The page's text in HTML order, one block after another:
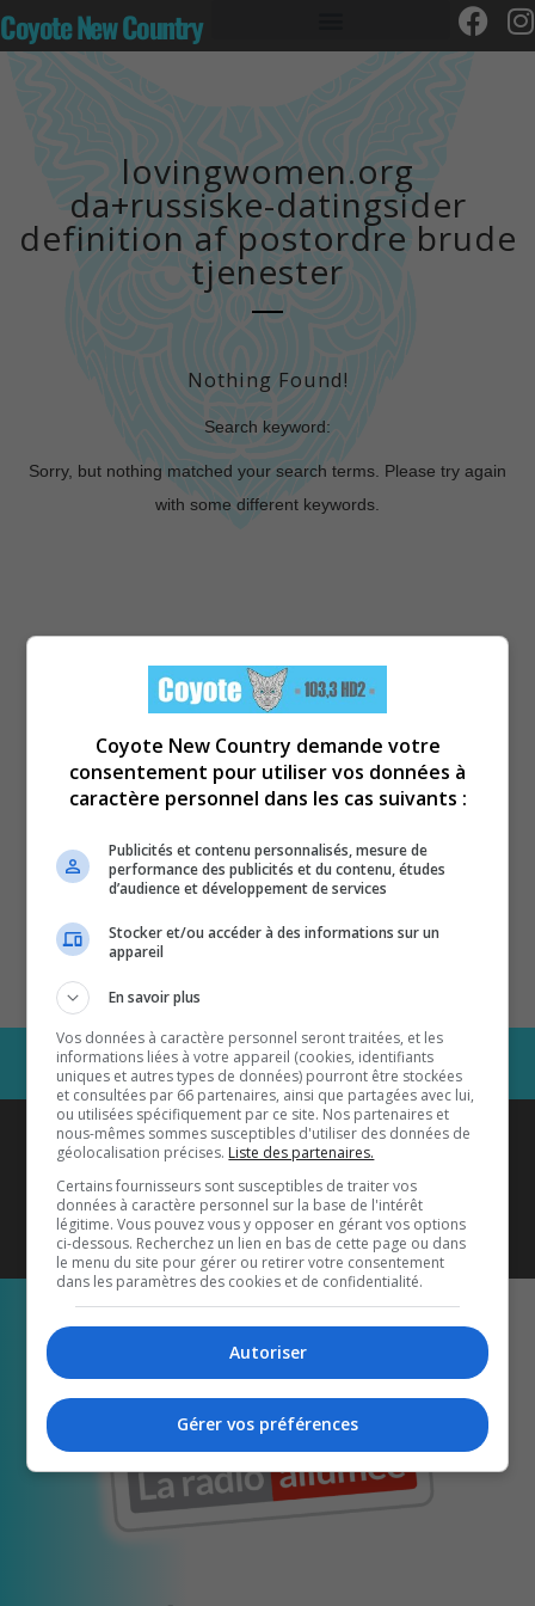
Coyote New Country
lovingwomen.org
da+russiske-datingsider
definition af postordre brude
tjenester
Nothing Found!
Search keyword:
Sorry, but nothing matched your search terms. Please try again
with some different keywords.
Coyote New Countryest diffusé
également sur1033 HD2
Écoutez-nous aussi sur…
Coyote New Country demande votre
consentement pour utiliser vos données à
caractère personnel dans les cas suivants :
Publicités et contenu personnalisés, mesure de
performance des publicités et du contenu, études
d’audience et développement de services
Stocker et/ou accéder à des informations sur un
appareil
En savoir plus
Vos données à caractère personnel seront traitées, et les
informations liées à votre appareil (cookies, identifiants
uniques et autres types de données) pourront être stockées
et consultées par 66 partenaires, ainsi que partagées avec lui,
ou utilisées spécifiquement par ce site. Nos partenaires et
nous-mêmes sommes susceptibles d'utiliser des données de
géolocalisation précises. Liste des partenaires.
Certains fournisseurs sont susceptibles de traiter vos
données à caractère personnel sur la base de l'intérêt
légitime. Vous pouvez vous y opposer en gérant vos options
ci-dessous. Recherchez un lien en bas de cette page ou dans
le menu du site pour gérer ou retirer votre consentement
dans les paramètres des cookies et de confidentialité.
Autoriser
Gérer vos préférences